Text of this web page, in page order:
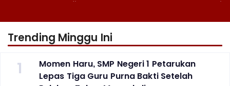
Fotografi ‎
Puluhan Tahun Mengabdi
Trending Minggu Ini
1
Momen Haru, SMP Negeri 1 Petarukan
Lepas Tiga Guru Purna Bakti Setelah